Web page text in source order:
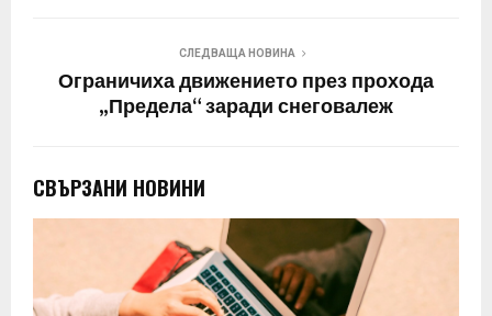
СЛЕДВАЩА НОВИНА
Ограничиха движението през прохода
„Предела“ заради снеговалеж
СВЪРЗАНИ НОВИНИ